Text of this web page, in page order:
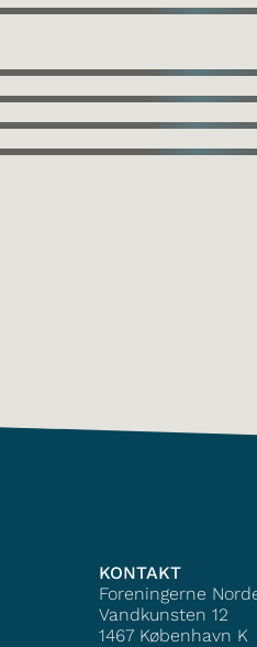
KONTAKT
Foreningerne
Vandkunsten 12
1467 København K